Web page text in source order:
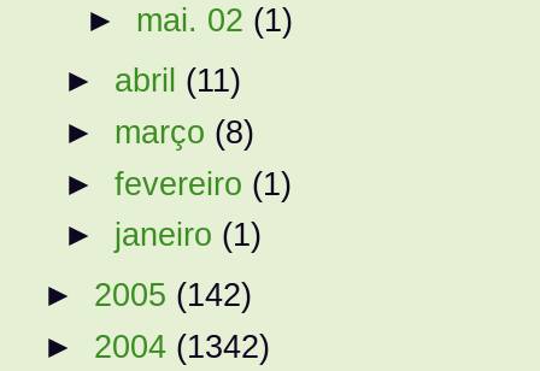
► mai. 02 (1)
► abril (11)
► março (8)
►fevereiro (1)
► janeiro (1)
► 2005 (142)
► 2004 (1342)